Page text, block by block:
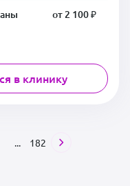
от 2 100 ₽
в клинику
... 182